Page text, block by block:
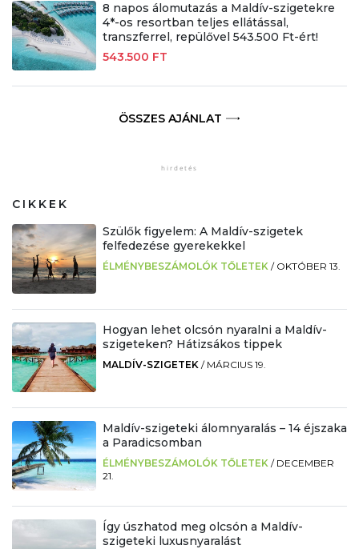
8 napos álomutazás a Maldív-szigetekre
4*-os resortban teljes ellátással,
transzferrel, repülővel 543.500 Ft-ért!
543.500 FT
ÖSSZES AJÁNLAT
CIKKEK
Szülők figyelem: A Maldív-szigetek
felfedezése gyerekekkel
ÉLMÉNYBESZÁMOLÓK TŐLETEK / OKTÓBER 13.
Hogyan lehet olcsón nyaralni a Maldív-
szigeteken? Hátizsákos tippek
MALDÍV-SZIGETEK / MÁRCIUS 19.
Maldív-szigeteki álomnyaralás – 14 éjszaka
a Paradicsomban
ÉLMÉNYBESZÁMOLÓK TŐLETEK / DECEMBER
21.
Így úszhatod meg olcsón a Maldív-
szigeteki luxusnyaralást